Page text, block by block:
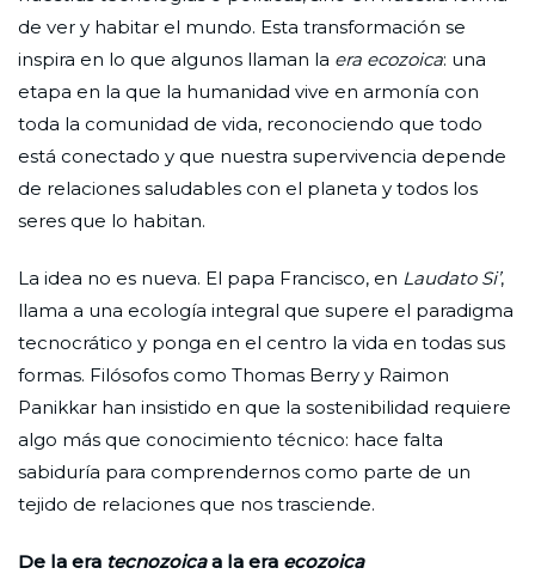
de ver y habitar el mundo. Esta transformación se
inspira en lo que algunos llaman la era ecozoica: una
etapa en la que la humanidad vive en armonía con
toda la comunidad de vida, reconociendo que todo
está conectado y que nuestra supervivencia depende
de relaciones saludables con el planeta y todos los
seres que lo habitan.
La idea no es nueva. El papa Francisco, en Laudato Si’,
llama a una ecología integral que supere el paradigma
tecnocrático y ponga en el centro la vida en todas sus
formas. Filósofos como Thomas Berry y Raimon
Panikkar han insistido en que la sostenibilidad requiere
algo más que conocimiento técnico: hace falta
sabiduría para comprendernos como parte de un
tejido de relaciones que nos trasciende.
De la era tecnozoicaa la era ecozoica